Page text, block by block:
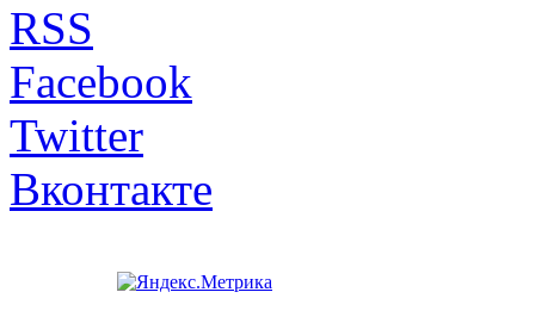
RSS
Facebook
Twitter
Вконтакте